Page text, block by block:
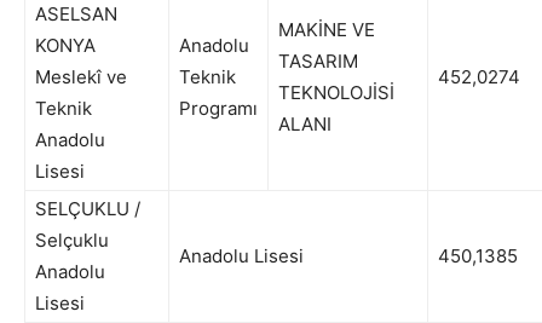
ASELSAN
KONYA
Meslekî ve
Teknik
Anadolu
Lisesi
Anadolu
Teknik
Programı
MAKİNE VE
TASARIM
TEKNOLOJİSİ
ALANI
452,0274
SELÇUKLU /
Selçuklu
Anadolu
Lisesi
Anadolu Lisesi 450,1385